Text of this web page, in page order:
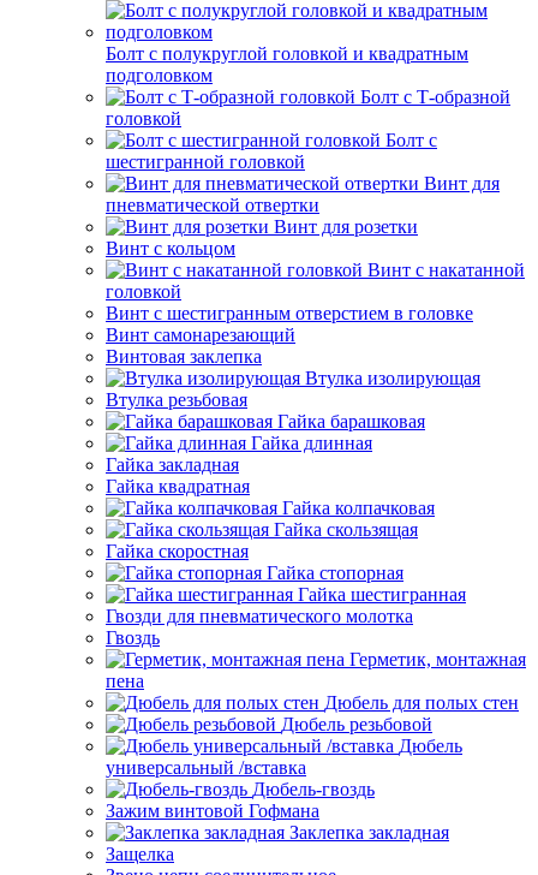
Болт с полукруглой головкой и квадратным
подголовком
Болт с Т-образной
головкой
Болт с
шестигранной головкой
Винт для
пневматической отвертки
Винт для розетки
Винт с кольцом
Винт с накатанной
головкой
Винт с шестигранным отверстием в головке
Винт самонарезающий
Винтовая заклепка
Втулка изолирующая
Втулка резьбовая
Гайка барашковая
Гайка длинная
Гайка закладная
Гайка квадратная
Гайка колпачковая
Гайка скользящая
Гайка скоростная
Гайка стопорная
Гайка шестигранная
Гвозди для пневматического молотка
Гвоздь
Герметик, монтажная
пена
Дюбель для полых стен
Дюбель резьбовой
Дюбель
универсальный /вставка
Дюбель-гвоздь
Зажим винтовой Гофмана
Заклепка закладная
Защелка